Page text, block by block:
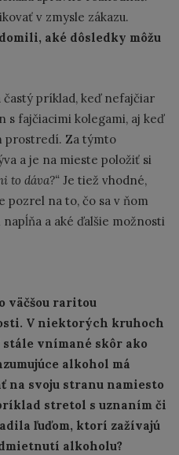
v zmysle zákazu.
aké dôsledky môžu
častý príklad, keď nefajčiar
s fajčiacimi kolegami, aj keď
prostredí. Za týmto
a je na mieste položiť si
to dáva?“ Je tiež vhodné,
pozrel na to, čo sa v ňom
a aké ďalšie možnosti
väčšou raritou
V niektorých kruhoch
vnímané skôr ako
alkohol má
na svoju stranu namiesto
stretol s uznaním či
ľuďom, ktorí zažívajú
alkoholu?